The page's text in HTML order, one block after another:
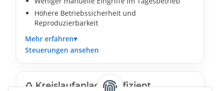
Höhere Betriebssicherheit und
Reproduzierbarkeit
Mehr erfahren
Steuerungen ansehen
♻️ Kreislaufanlagen effizient